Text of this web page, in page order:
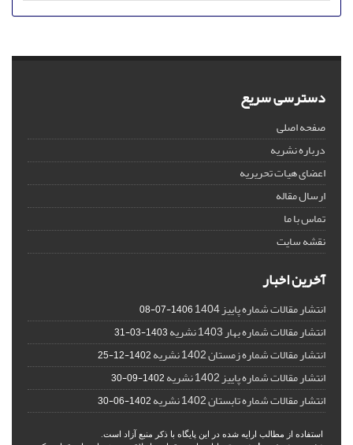
دسترسی سریع
صفحه اصلی
درباره نشریه
اعضای هیات تحریریه
ارسال مقاله
تماس با ما
نقشه سایت
آخرین اخبار
انتشار مقالات شماره پاییز 1404 1406-07-08
انتشار مقالات شماره بهار 1403 نشریه 1403-03-31
انتشار مقالات شماره زمستان 1402 نشریه 1402-12-25
انتشار مقالات شماره پاییز 1402 نشریه 1402-09-30
انتشار مقالات شماره تابستان 1402 نشریه 1402-06-30
استفاده از مطالب ارایه شده در این پایگاه با ذکر منبع آزاد است.